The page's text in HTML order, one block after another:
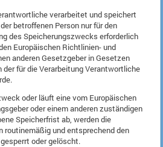
verarbeitet und speichert
betroffenen Person nur für den
des Speicherungszwecks erforderlich
Europäischen Richtlinien- und
anderen Gesetzgeber in Gesetzen
für die Verarbeitung Verantwortliche
oder läuft eine vom Europäischen
oder einem anderen zuständigen
Speicherfrist ab, werden die
routinemäßig und entsprechend den
oder gelöscht.